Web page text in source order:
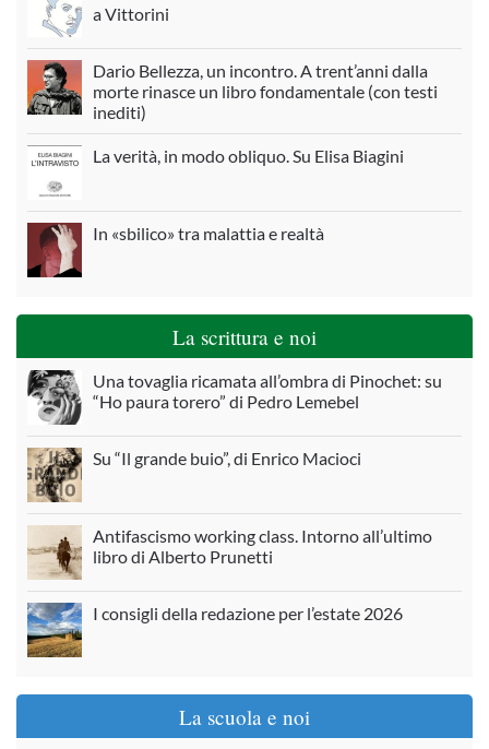
a Vittorini
Dario Bellezza, un incontro. A trent’anni dalla
morte rinasce un libro fondamentale (con testi
inediti)
La verità, in modo obliquo. Su Elisa Biagini
In «sbilico» tra malattia e realtà
La scrittura e noi
Una tovaglia ricamata all’ombra di Pinochet: su
“Ho paura torero” di Pedro Lemebel
Su “Il grande buio”, di Enrico Macioci
Antifascismo working class. Intorno all’ultimo
libro di Alberto Prunetti
I consigli della redazione per l’estate 2026
La scuola e noi